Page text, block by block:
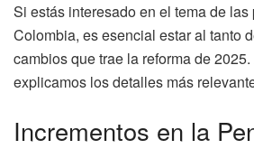
Si estás interesado en el tema de
Colombia, es esencial estar al tanto
cambios que trae la reforma de
explicamos los detalles más
Incrementos en la